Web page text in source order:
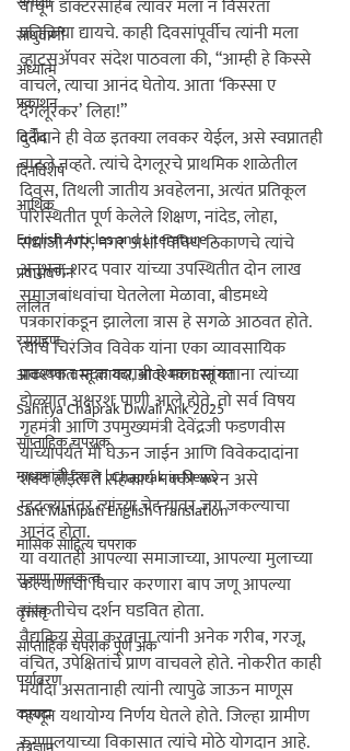
साधुवाणी
अध्यात्म
प्रकाशन
विनोद
दिनविशेष
आर्थिक
English Articles and Literature ...
प्रवासवर्णन
ललित
रसग्रहण
आवश्यक वस्तू कायदा, आवश्यक वस्तू का
Sahitya Chaprak Diwali Ank 2025
साप्ताहिक चपराक
माध्यमांची दखल | Chaprak in News
Sant Mahipati English Translation
मासिक साहित्य चपराक
सुजाण पालकत्व
वृत्तांत
साप्ताहिक चपराक पूर्ण अंक
पर्यावरण
कायदा
वाचून डॉक्टरसाहेब त्यावर मला न विसरता
प्रतिक्रिया द्यायचे. काही दिवसांपूर्वीच त्यांनी मला
व्हाटसॲपवर संदेश पाठवला की, “आम्ही हे किस्से
वाचले, त्याचा आनंद घेतोय. आता ‘किस्सा ए
देगलूरकर‌’ लिहा!”
दुर्दैवाने ही वेळ इतक्या लवकर येईल, असे स्वप्नातही
वाटले नव्हते. त्यांचे देगलूरचे प्राथमिक शाळेतील
दिवस, तिथली जातीय अवहेलना, अत्यंत प्रतिकूल
परिस्थितीत पूर्ण केलेले शिक्षण, नांदेड, लोहा,
संभाजीनगर, नगर अशा विविध ठिकाणचे त्यांचे
अनुभव, शरद पवार यांच्या उपस्थितीत दोन लाख
समाजबांधवांचा घेतलेला मेळावा, बीडमध्ये
पत्रकारांकडून झालेला त्रास हे सगळे आठवत होते.
त्यांचे चिरंजिव विवेक यांना एका व्यावसायिक
प्रकरणात मदत करावी हे मला सांगताना त्यांच्या
डोळ्यात अक्षरशः पाणी आले होते. तो सर्व विषय
गृहमंत्री आणि उपमुख्यमंत्री देवेंद्रजी फडणवीस
यांच्यापर्यंत मी घेऊन जाईन आणि विवेकदादांना
शक्य होईल ते सहकार्य नक्की करेन असे
म्हटल्यानंतर त्यांच्या चेहऱ्यावर जग जकल्याचा
आनंद होता.
या वयातही आपल्या समाजाच्या, आपल्या मुलाच्या
कल्याणाचा विचार करणारा बाप जणू आपल्या
संस्कृतीचेच दर्शन घडवित होता.
वैद्यकिय सेवा करताना त्यांनी अनेक गरीब, गरजू,
वंचित, उपेक्षितांचे प्राण वाचवले होते. नोकरीत काही
मर्यादा असतानाही त्यांनी त्यापुढे जाऊन माणूस
म्हणून यथायोग्य निर्णय घेतले होते. जिल्हा ग्रामीण
रुग्णालयाच्या विकासात त्यांचे मोठे योगदान आहे.